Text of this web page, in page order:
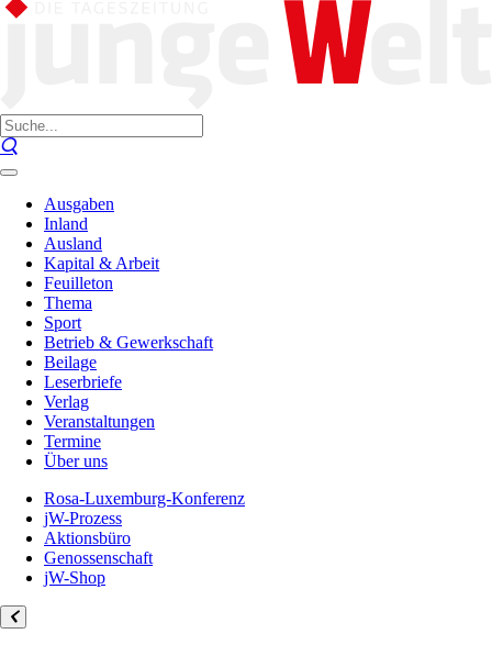
Ausgaben
Inland
Ausland
Kapital & Arbeit
Feuilleton
Thema
Sport
Betrieb & Gewerkschaft
Beilage
Leserbriefe
Verlag
Veranstaltungen
Termine
Über uns
Rosa-Luxemburg-Konferenz
jW-Prozess
Aktionsbüro
Genossenschaft
jW-Shop